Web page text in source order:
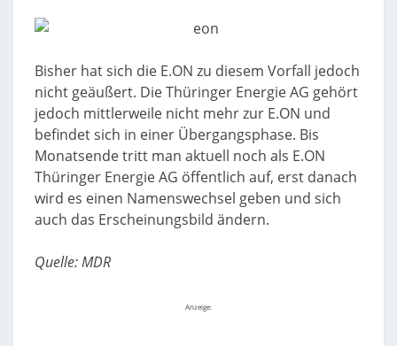
Bisher hat sich die E.ON zu diesem Vorfall jedoch
nicht geäußert. Die Thüringer Energie AG gehört
jedoch mittlerweile nicht mehr zur E.ON und
befindet sich in einer Übergangsphase. Bis
Monatsende tritt man aktuell noch als E.ON
Thüringer Energie AG öffentlich auf, erst danach
wird es einen Namenswechsel geben und sich
auch das Erscheinungsbild ändern.
Quelle: MDR
Anzeige: